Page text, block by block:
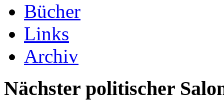
Bücher
Links
Archiv
Nächster politischer